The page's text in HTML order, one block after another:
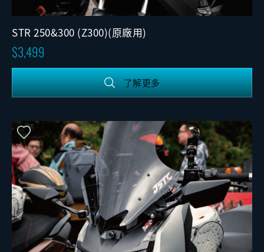
STR 250&300 (Z300)(原廠用)
3,499
了解更多